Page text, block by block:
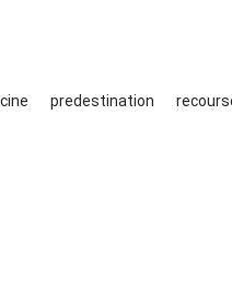
predestination